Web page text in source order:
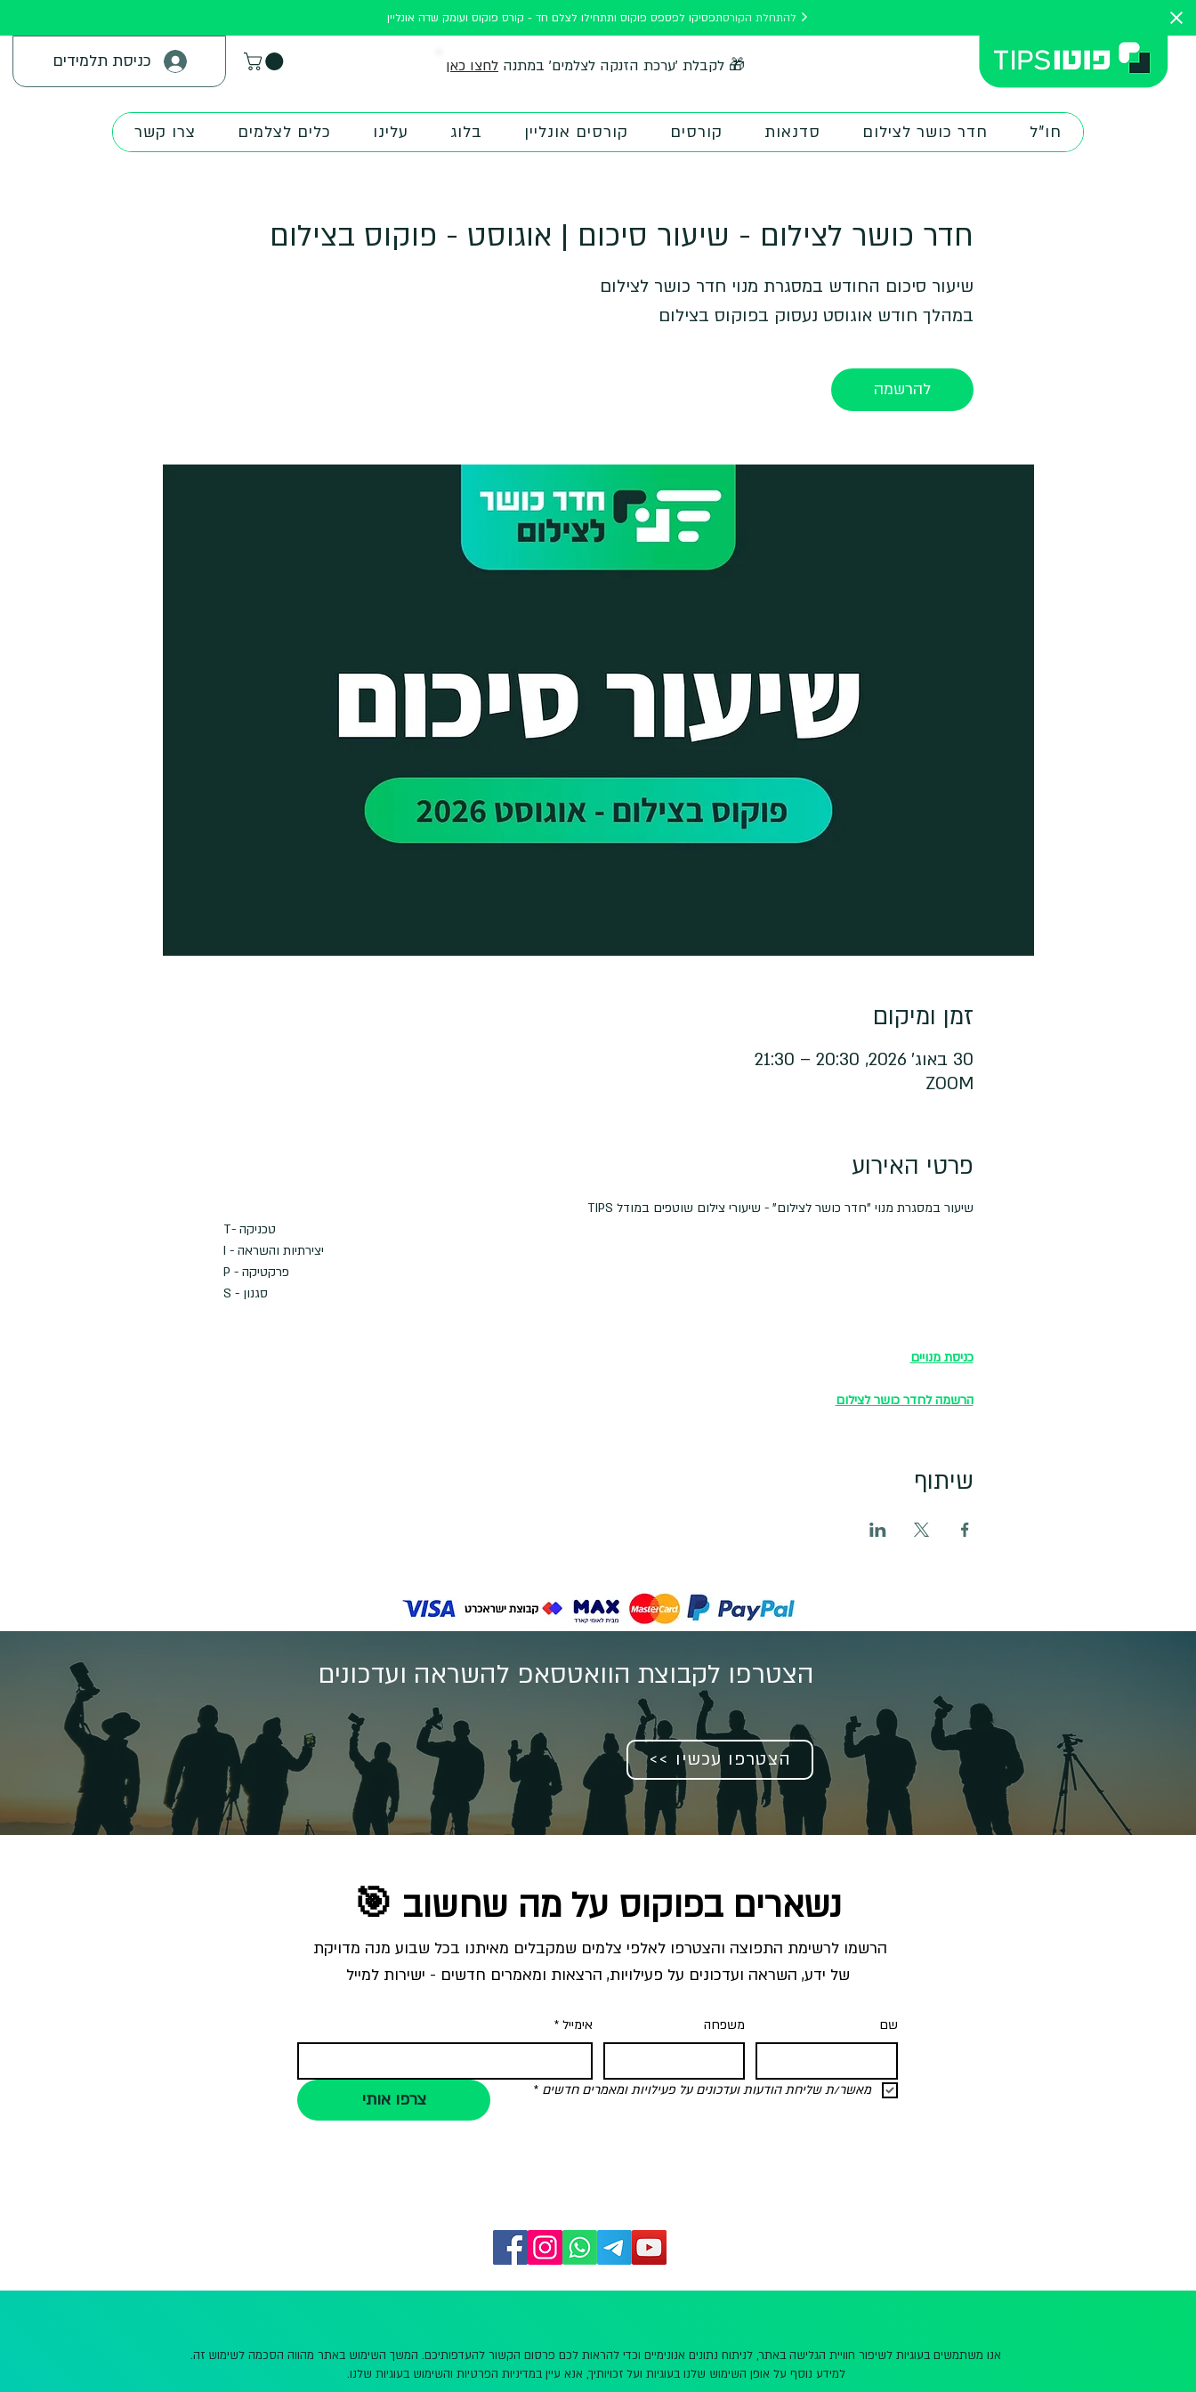
תפסיקו לפספס פוקוס ותתחילו לצלם חד - קורס פוקוס ועומק שדה אונליין
כניסת תלמידים לחצו כאן 🎁 לקבלת 'ערכת הזנקה לצלמים' במתנה
חו"ל חדר כושר לצילום סדנאות קורסים קורסים אונליין בלוג עלינו כלים לצלמים צרו קשר
חדר כושר לצילום - שיעור סיכום | אוגוסט - פוקוס בצילום
במהלך חודש אוגוסט נעסוק בפוקוס בצילום
להרשמה
זמן ומיקום
30 באוג׳ 2026, 20:30 – 21:30
ZOOM
פרטי האירוע
שיעור במסגרת מנוי "חדר כושר לצילום" - שיעורי צילום שוטפים במודל TIPS
T- טכניקה
I - יצירתיות והשראה
P - פרקטיקה
S - סגנון
כניסת מנויים
הרשמה לחדר כושר לצילום
שיתוף
הצטרפו לקבוצת הוואטסאפ להשראה ועדכונים
<< הצטרפו עכשיו
נשארים בפוקוס על מה שחשוב 🎯
של ידע, השראה ועדכונים על פעילויות, הרצאות ומאמרים חדשים - ישירות למייל
שם משפחה אימייל *
מאשר/ת שליחת הודעות ועדכונים על פעילויות ומאמרים חדשים * צרפו אותי
אנו משתמשים בעוגיות לשיפור חוויית הגלישה באתר, לניתוח נתונים אנונימיים וכדי להראות לכם פרסום הקשור להעדפותיכם. המשך השימוש באתר מהווה הסכמה לשימוש זה.
למידע נוסף על אופן השימוש שלנו בעוגיות ועל זכויותיך, אנא עיין במדיניות הפרטיות והשימוש בעוגיות שלנו.